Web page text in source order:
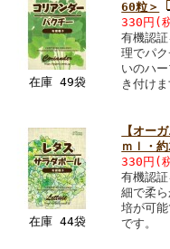
在庫 49袋
60粒＞
330円 (
有機認
理でパ
いのハ
き付け
在庫 44袋
【オー
ｍｌ・
330円 (
有機認
細で柔
培が可
です。